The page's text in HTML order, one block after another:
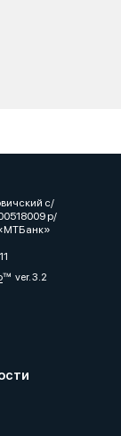
с/
р/
ver. 3.2